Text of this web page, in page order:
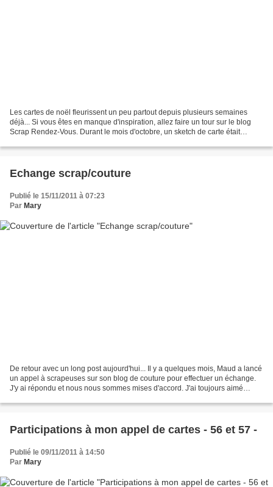
Les cartes de noël fleurissent un peu partout depuis plusieurs semaines
déjà... Si vous êtes en manque d'inspiration, allez faire un tour sur le blog
Scrap Rendez-Vous. Durant le mois d'octobre, un sketch de carte était
Echange scrap/couture
Publié le 15/11/2011 à 07:23
Par Mary
De retour avec un long post aujourd'hui... Il y a quelques mois, Maud a lancé
un appel à scrapeuses sur son blog de couture pour effectuer un échange.
J'y ai répondu et nous nous sommes mises d'accord. J'ai toujours aimé
Participations à mon appel de cartes - 56 et 57 -
Publié le 09/11/2011 à 14:50
Par Mary